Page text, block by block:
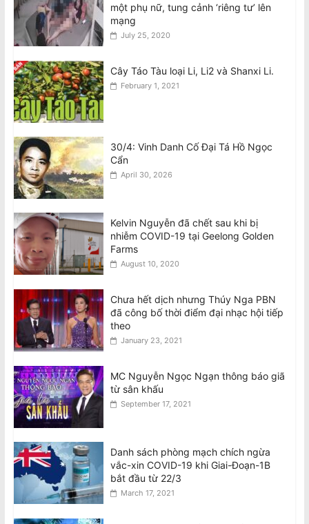
National Stroke Week: Sau tuổi 40, vì
sao bạn cần quan tâm đến đột quỵ?
August 6, 2026
một phụ nữ, tung cảnh ‘riêng tư’ lên
mạng
July 25, 2020
Cây Táo Tàu loại Li, Li2 và Shanxi Li.
February 1, 2021
30/4: Vinh Danh Cố Đại Tá Hồ Ngọc
Cẩn
April 30, 2026
Kelvin Nguyễn đã chết sau khi bị
nhiễm COVID-19 tại Geelong Golden
Farms
August 10, 2020
Chưa hết dịch nhưng Thúy Nga PBN
đã công bố thời điểm đại nhạc hội tiếp
theo
January 23, 2021
MC Nguyễn Ngọc Ngạn thông báo giã
từ sân khấu
September 17, 2021
Danh sách phòng mạch chích ngừa
vắc-xin COVID-19 khi Giai-Đoạn-1B
bắt đầu từ 22/3
March 17, 2021